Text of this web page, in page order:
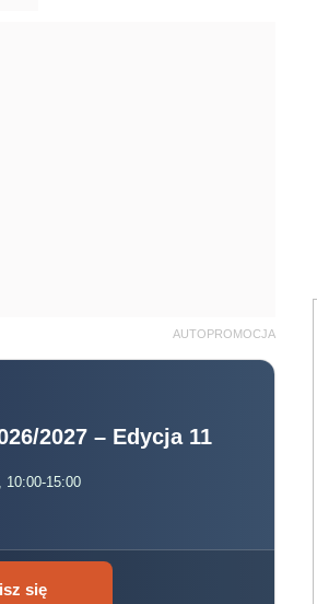
AUTOPROMOCJA
2027 – Edycja 11
10:00-15:00
się